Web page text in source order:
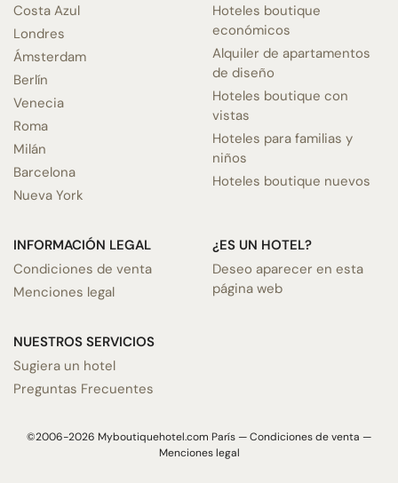
Costa Azul
Londres
Ámsterdam
Berlín
Venecia
Roma
Milán
Barcelona
Nueva York
Hoteles boutique
económicos
Alquiler de apartamentos
de diseño
Hoteles boutique con
vistas
Hoteles para familias y
niños
Hoteles boutique nuevos
INFORMACIÓN LEGAL
Condiciones de venta
Menciones legal
NUESTROS SERVICIOS
Sugiera un hotel
Preguntas Frecuentes
¿ES UN HOTEL?
Deseo aparecer en esta
página web
©2006-2026 Myboutiquehotel.com París —Condiciones de venta —
Menciones legal